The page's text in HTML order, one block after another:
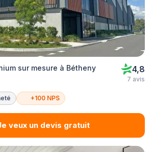
sur mesure à Bétheny 4,8
7 avis
+100 NPS
veux un devis gratuit